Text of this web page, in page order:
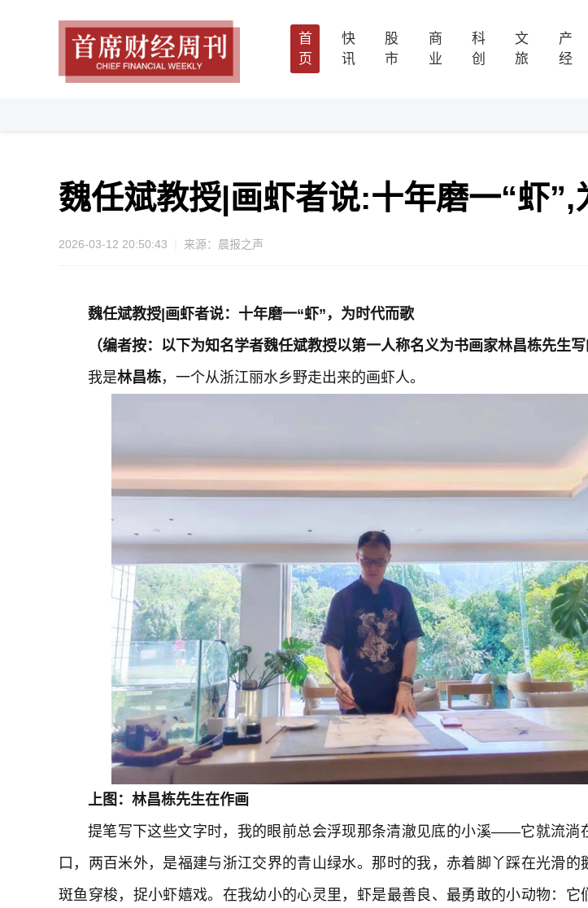
首
页
快
讯
股
市
商
业
科
创
文
旅
产
经
魏任斌教授|画虾者说:十年磨一“虾”,
2026-03-12 20:50:43 来源：晨报之声
魏任斌教授 画虾者说：十年磨一“虾”，为时代而歌
（编者按：以下为知名学者魏任斌教授以第一人称名义为书画家林昌栋先生写
我是林昌栋，一个从浙江丽水乡野走出来的画虾人。
上图：林昌栋先生在作画
提笔写下这些文字时，我的眼前总会浮现那条清澈见底的小溪——它就流淌
口，两百米外，是福建与浙江交界的青山绿水。那时的我，赤着脚丫踩在光滑的
斑鱼穿梭，捉小虾嬉戏。在我幼小的心灵里，虾是最善良、最勇敢的小动物：它